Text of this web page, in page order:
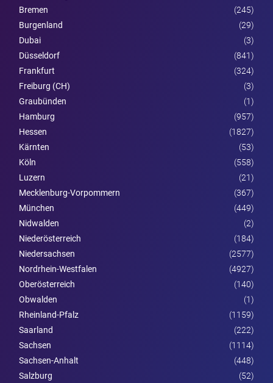
Bremen
(245)
Burgen­land
(29)
Dubai
(3)
Düsseldorf
(841)
Frankfurt
(324)
Freiburg (CH)
(3)
Graubünden
(1)
Hamburg
(957)
Hessen
(1827)
Kärnten
(53)
Köln
(558)
Luzern
(21)
Mecklenburg-Vorpommern
(367)
München
(449)
Nidwalden
(2)
Nieder­österreich
(184)
Niedersachsen
(2577)
Nordrhein-Westfalen
(4927)
Ober­österreich
(140)
Obwalden
(1)
Rheinland-Pfalz
(1159)
Saarland
(222)
Sachsen
(1114)
Sachsen-Anhalt
(448)
Salzburg
(52)